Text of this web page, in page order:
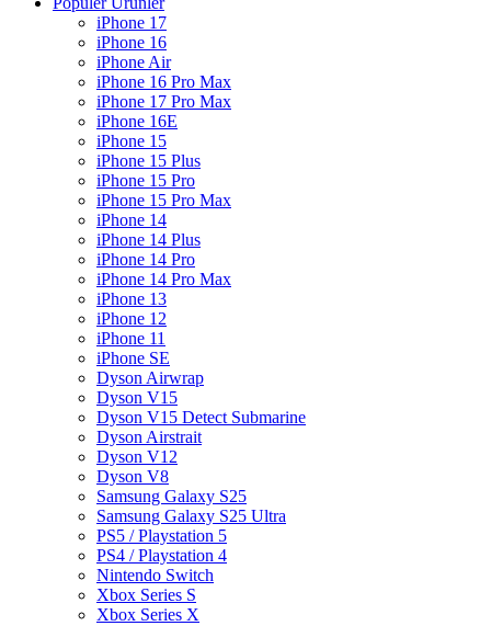
iPhone 17
iPhone 16
iPhone Air
iPhone 16 Pro Max
iPhone 17 Pro Max
iPhone 16E
iPhone 15
iPhone 15 Plus
iPhone 15 Pro
iPhone 15 Pro Max
iPhone 14
iPhone 14 Plus
iPhone 14 Pro
iPhone 14 Pro Max
iPhone 13
iPhone 12
iPhone 11
iPhone SE
Dyson Airwrap
Dyson V15
Dyson V15 Detect Submarine
Dyson Airstrait
Dyson V12
Dyson V8
Samsung Galaxy S25
Samsung Galaxy S25 Ultra
PS5 / Playstation 5
PS4 / Playstation 4
Nintendo Switch
Xbox Series S
Xbox Series X